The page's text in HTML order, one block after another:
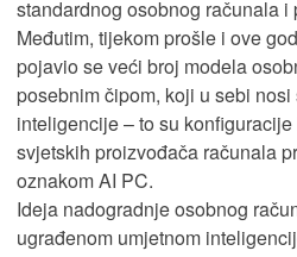
standardnog osobnog računala i
Međutim, tijekom prošle i ove
pojavio se veći broj modela
posebnim čipom, koji u sebi
inteligencije – to su
svjetskih proizvođača računala
oznakom AI PC.
Ideja nadogradnje osobnog
ugrađenom umjetnom